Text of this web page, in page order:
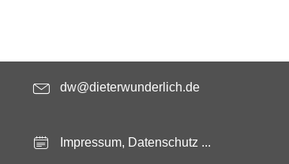
dw@dieterwunderlich.de
Impressum, Datenschutz ...